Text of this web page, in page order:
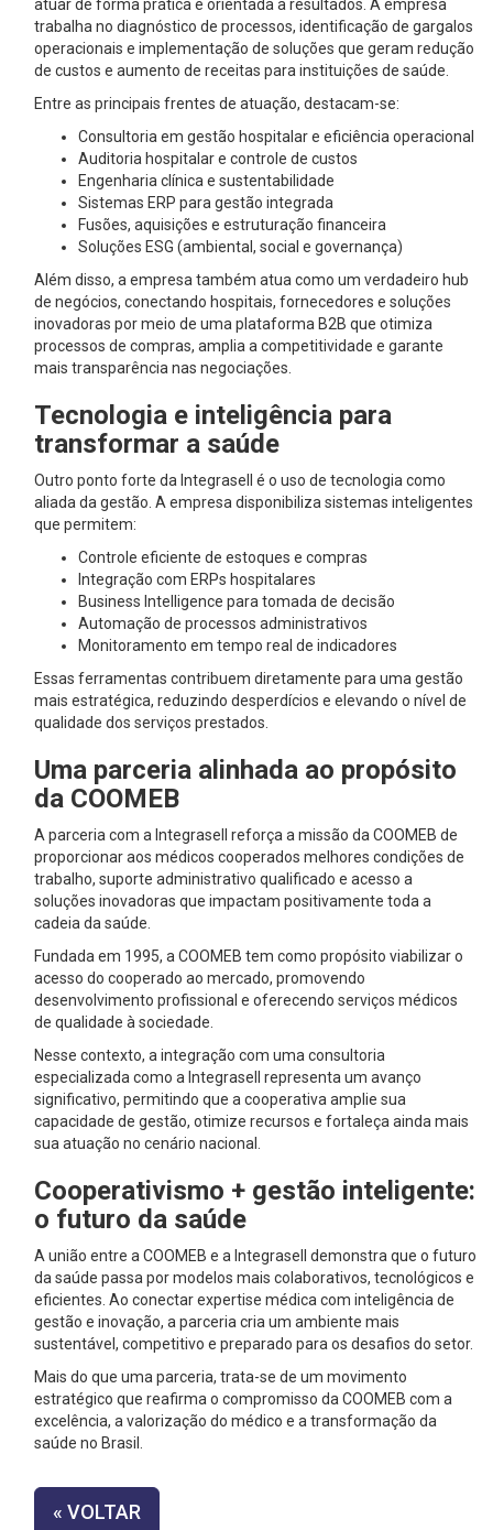
atuar de forma prática e orientada a resultados. A empresa
trabalha no diagnóstico de processos, identificação de gargalos
operacionais e implementação de soluções que geram redução
de custos e aumento de receitas para instituições de saúde.
Entre as principais frentes de atuação, destacam-se:
Consultoria em gestão hospitalar e eficiência operacional
Auditoria hospitalar e controle de custos
Engenharia clínica e sustentabilidade
Sistemas ERP para gestão integrada
Fusões, aquisições e estruturação financeira
Soluções ESG (ambiental, social e governança)
Além disso, a empresa também atua como um verdadeiro hub
de negócios, conectando hospitais, fornecedores e soluções
inovadoras por meio de uma plataforma B2B que otimiza
processos de compras, amplia a competitividade e garante
mais transparência nas negociações.
Tecnologia e inteligência para
transformar a saúde
Outro ponto forte da Integrasell é o uso de tecnologia como
aliada da gestão. A empresa disponibiliza sistemas inteligentes
que permitem:
Controle eficiente de estoques e compras
Integração com ERPs hospitalares
Business Intelligence para tomada de decisão
Automação de processos administrativos
Monitoramento em tempo real de indicadores
Essas ferramentas contribuem diretamente para uma gestão
mais estratégica, reduzindo desperdícios e elevando o nível de
qualidade dos serviços prestados.
Uma parceria alinhada ao propósito
da COOMEB
A parceria com a Integrasell reforça a missão da COOMEB de
proporcionar aos médicos cooperados melhores condições de
trabalho, suporte administrativo qualificado e acesso a
soluções inovadoras que impactam positivamente toda a
cadeia da saúde.
Fundada em 1995, a COOMEB tem como propósito viabilizar o
acesso do cooperado ao mercado, promovendo
desenvolvimento profissional e oferecendo serviços médicos
de qualidade à sociedade.
Nesse contexto, a integração com uma consultoria
especializada como a Integrasell representa um avanço
significativo, permitindo que a cooperativa amplie sua
capacidade de gestão, otimize recursos e fortaleça ainda mais
sua atuação no cenário nacional.
Cooperativismo + gestão inteligente:
o futuro da saúde
A união entre a COOMEB e a Integrasell demonstra que o futuro
da saúde passa por modelos mais colaborativos, tecnológicos e
eficientes. Ao conectar expertise médica com inteligência de
gestão e inovação, a parceria cria um ambiente mais
sustentável, competitivo e preparado para os desafios do setor.
Mais do que uma parceria, trata-se de um movimento
estratégico que reafirma o compromisso da COOMEB com a
excelência, a valorização do médico e a transformação da
saúde no Brasil.
« VOLTAR